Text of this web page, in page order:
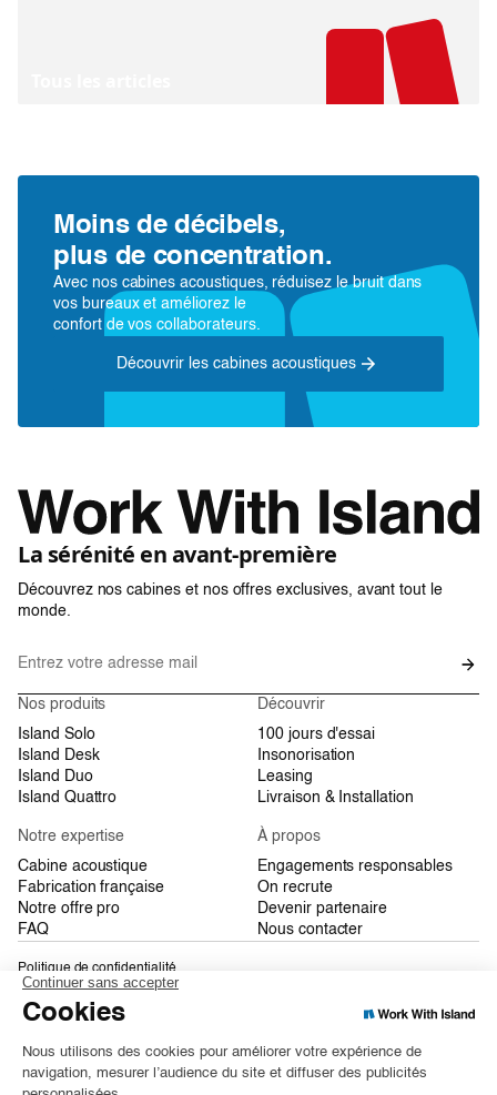
Moins de décibels,
plus de concentration.
Avec nos cabines acoustiques, réduisez le bruit dans
vos bureaux et améliorez le
confort de vos collaborateurs.
Découvrir les cabines acoustiques
La sérénité en avant-première
Découvrez nos cabines et nos offres exclusives, avant tout le
monde.
Nos produits
Island Solo
Island Desk
Island Duo
Island Quattro
Découvrir
100 jours d'essai
Insonorisation
Leasing
Livraison & Installation
Notre expertise
Cabine acoustique
Fabrication française
Notre offre pro
FAQ
À propos
Engagements responsables
On recrute
Devenir partenaire
Nous contacter
Politique de confidentialité
Conditions Générales de Vente
Plan du site